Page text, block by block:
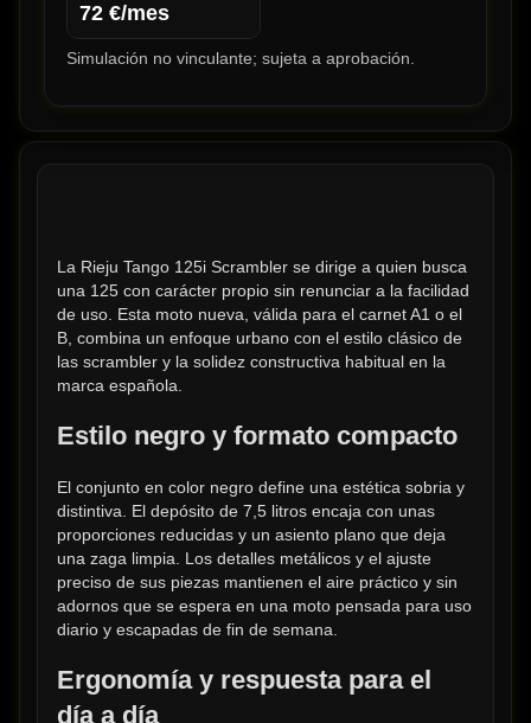
72 €/mes
Simulación no vinculante; sujeta a aprobación.
La Rieju Tango 125i Scrambler se dirige a quien busca
una 125 con carácter propio sin renunciar a la facilidad
de uso. Esta moto nueva, válida para el carnet A1 o el
B, combina un enfoque urbano con el estilo clásico de
las scrambler y la solidez constructiva habitual en la
marca española.
Estilo negro y formato compacto
El conjunto en color negro define una estética sobria y
distintiva. El depósito de 7,5 litros encaja con unas
proporciones reducidas y un asiento plano que deja
una zaga limpia. Los detalles metálicos y el ajuste
preciso de sus piezas mantienen el aire práctico y sin
adornos que se espera en una moto pensada para uso
diario y escapadas de fin de semana.
Ergonomía y respuesta para el
día a día